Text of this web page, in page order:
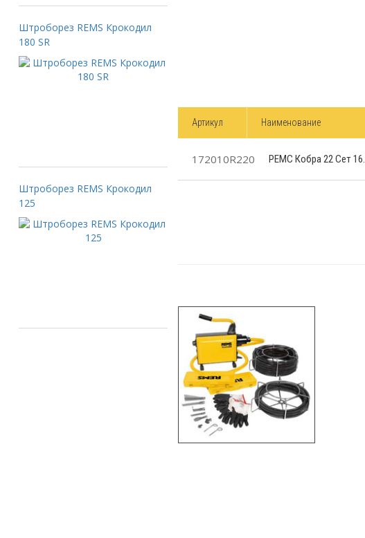
Штроборез REMS Крокодил
180 SR
Штроборез REMS Крокодил
125
Артикул Наименование
172010R220 РЕМС Кобра 22 Сет 16.